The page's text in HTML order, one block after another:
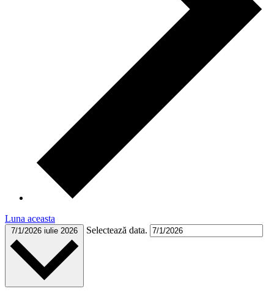
Luna aceasta
7/1/2026 iulie 2026 Selectează data.